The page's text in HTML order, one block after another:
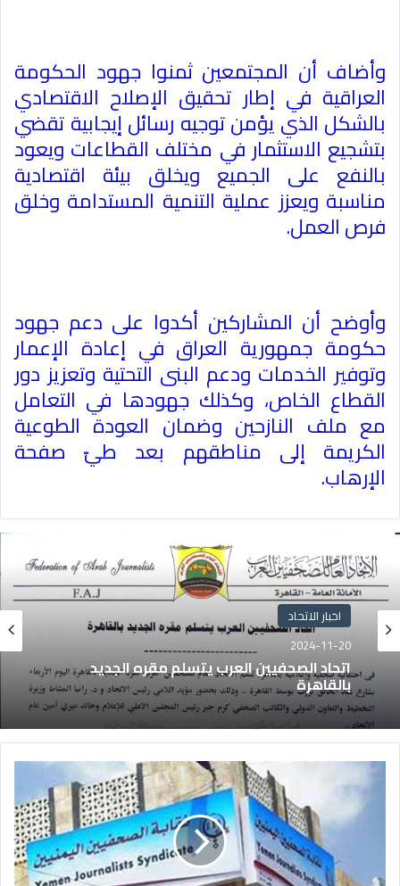
وأضاف أن المجتمعين ثمنوا جهود الحكومة
العراقية في إطار تحقيق الإصلاح الاقتصادي
بالشكل الذي يؤمن توجيه رسائل إيجابية تقضي
بتشجيع الاستثمار في مختلف القطاعات ويعود
بالنفع على الجميع ويخلق بيئة اقتصادية
مناسبة ويعزز عملية التنمية المستدامة وخلق
فرص العمل.
وأوضح أن المشاركين أكدوا على دعم جهود
حكومة جمهورية العراق في إعادة الإعمار
وتوفير الخدمات ودعم البنى التحتية وتعزيز دور
القطاع الخاص، وكذلك جهودها في التعامل
مع ملف النازحين وضمان العودة الطوعية
الكريمة إلى مناطقهم بعد طيّ صفحة
الإرهاب.
اخبار الاتحاد
2024-11-20
اتحاد الصحفيين العرب يتسلم مقره الجديد
بالقاهرة